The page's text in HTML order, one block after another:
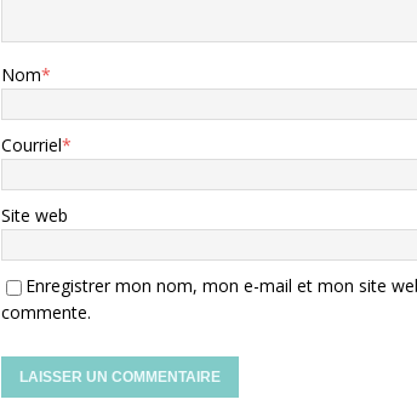
Nom*
Courriel*
Site web
Enregistrer mon nom, mon e-mail et mon site
commente.